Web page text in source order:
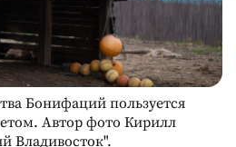
Бонифаций пользуется
Автор фото Кирилл
Владивосток".